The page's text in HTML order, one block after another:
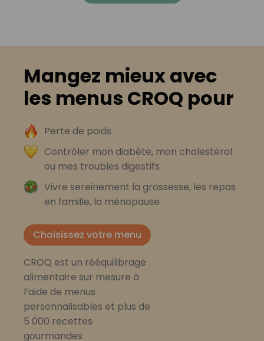
Mangez mieux avec
les menus CROQ pour
Perte de poids
Contrôler mon diabète, mon cholestérol
ou mes troubles digestifs
Vivre sereinement la grossesse, les repas
en famille, la ménopause
Choisissez votre menu
CROQ est un rééquilibrage
alimentaire sur mesure à
l’aide de menus
personnalisables et plus de
5 000 recettes
gourmandes